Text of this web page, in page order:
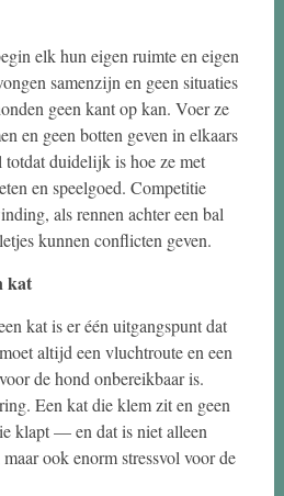
elk hun eigen ruimte en eigen
samenzijn en geen situaties
geen kant op kan. Voer ze
en geen botten geven in elkaars
duidelijk is hoe ze met
en speelgoed. Competitie
als rennen achter een bal
kunnen conflicten geven.
kat
kat is er één uitgangspunt dat
altijd een vluchtroute en een
de hond onbereikbaar is.
Een kat die klem zit en geen
klapt — en dat is niet alleen
ook enorm stressvol voor de